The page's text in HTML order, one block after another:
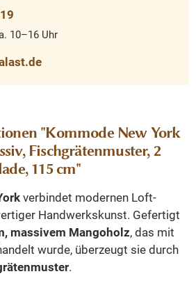
10–16 Uhr
"Kommode New York
Fischgrätenmuster, 2
115 cm"
verbindet modernen Loft-
Handwerkskunst. Gefertigt
massivem Mangoholz, das mit
wurde, überzeugt sie durch
.